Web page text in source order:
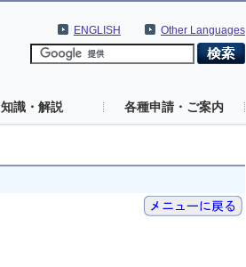
Other Languages
ENGLISH
知識・解説 各種申請・ご案内